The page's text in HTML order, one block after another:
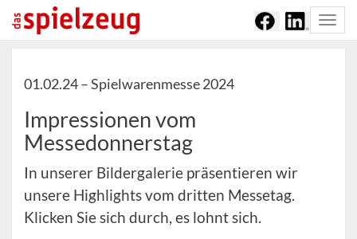
01.02.24 –Spielwarenmesse 2024
Impressionen vom
Messedonnerstag
In unserer Bildergalerie präsentieren wir
unsere Highlights vom dritten Messetag.
Klicken Sie sich durch, es lohnt sich.